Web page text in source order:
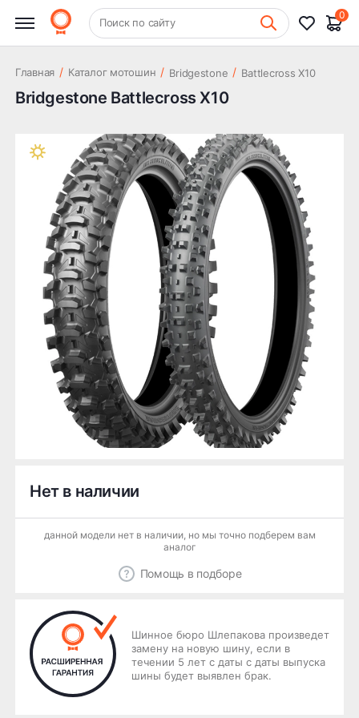
+7 (831) 261-35-35 Шиномонтаж
Поиск по сайту
0
Главная / Каталог мотошин / Bridgestone / Battlecross X10
Bridgestone Battlecross X10
Нет в наличии
данной модели нет в наличии, но мы точно подберем вам
аналог
Помощь в подборе
Шинное бюро Шлепакова произведет
замену на новую шину, если в
течении 5 лет с даты с даты выпуска
шины будет выявлен брак.